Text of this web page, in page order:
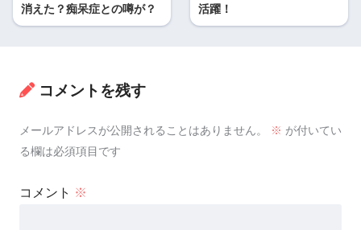
消えた？痴呆症との噂が？
活躍！
コメントを残す
メールアドレスが公開されることはありません。 ※ が付いてい
る欄は必須項目です
コメント ※